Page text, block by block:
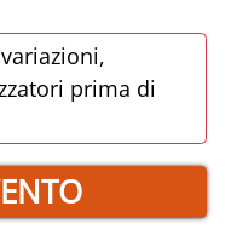
prima di